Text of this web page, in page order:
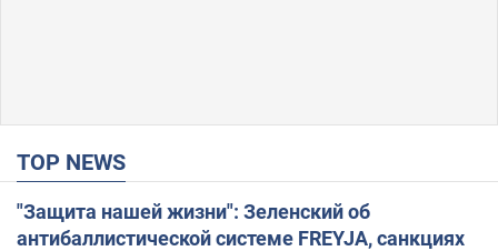
TOP NEWS
"Защита нашей жизни": Зеленский об
антибаллистической системе FREYJA, санкциях